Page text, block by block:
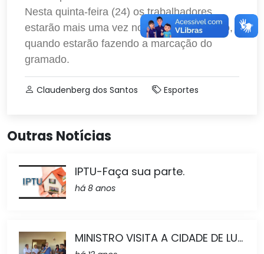
Nesta quinta-feira (24) os trabalhadores
estarão mais uma vez no Estádio Toscanão,
quando estarão fazendo a marcação do
gramado.
Claudenberg dos Santos Esportes
Outras Notícias
IPTU-Faça sua parte.
há 8 anos
MINISTRO VISITA A CIDADE DE LU...